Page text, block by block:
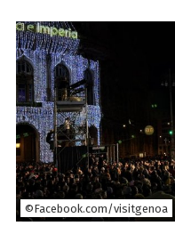
©Facebook.com/visitgenoa